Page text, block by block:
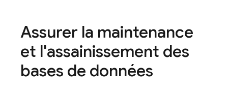
Assurer la maintenance
et l'assainissement des
bases de données